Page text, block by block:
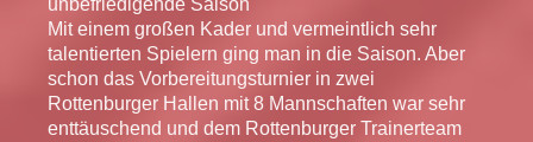
unbefriedigende Saison
Mit einem großen Kader und vermeintlich sehr
talentierten Spielern ging man in die Saison. Aber
schon das Vorbereitungsturnier in zwei
Rottenburger Hallen mit 8 Mannschaften war sehr
enttäuschend und dem Rottenburger Trainerteam